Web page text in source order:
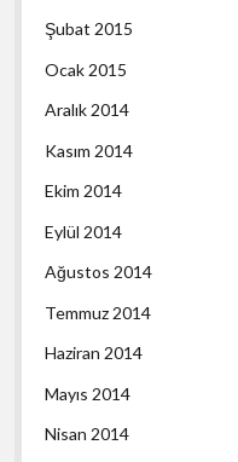
Şubat 2015
Ocak 2015
Aralık 2014
Kasım 2014
Ekim 2014
Eylül 2014
Ağustos 2014
Temmuz 2014
Haziran 2014
Mayıs 2014
Nisan 2014